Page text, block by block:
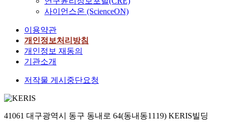
사이언스온 (ScienceON)
이용약관
개인정보처리방침
개인정보 재동의
기관소개
저작물 게시중단요청
41061 대구광역시 동구 동내로 64(동내동1119) KERIS빌딩